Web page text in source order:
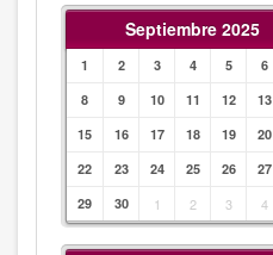
Septiembre 2025
1 2 3 4 5 6
8
9 10 11 12 13
15
16 17 18 19 20
22
23 24 25 26 27
29
30 1 2 3 4